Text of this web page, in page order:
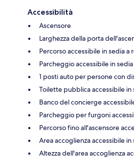
Accessibilità
Ascensore
Larghezza della porta
Percorso accessibile in sedia a
Parcheggio accessibile in
1 posti auto per persone con
Toilette pubblica accessibile in
Banco del concierge
Parcheggio per furgoni
Percorso fino all'ascensore
Area accoglienza accessibile
Altezza dell'area accoglienza